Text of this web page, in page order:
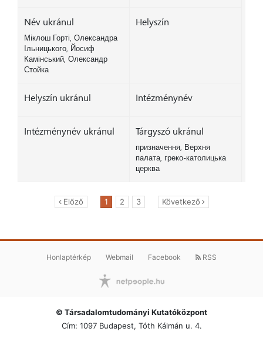
Név ukránul
Міклош Горті, Олександра
Ільницького, Йосиф
Камінський, Олександр
Стойка
Helyszín
Helyszín ukránul Intézménynév
Intézménynév ukránul Tárgyszó ukránul
призначення, Верхня
палата, греко-католицька
церква
Előző 1 2 3 Következő
Honlaptérkép Webmail Facebook RSS
© Társadalomtudományi Kutatóközpont
Cím: 1097 Budapest, Tóth Kálmán u. 4.